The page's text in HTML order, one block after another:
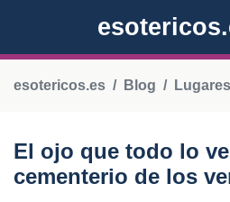
esotericos.es Blog
El ojo que todo lo
cementerio de los